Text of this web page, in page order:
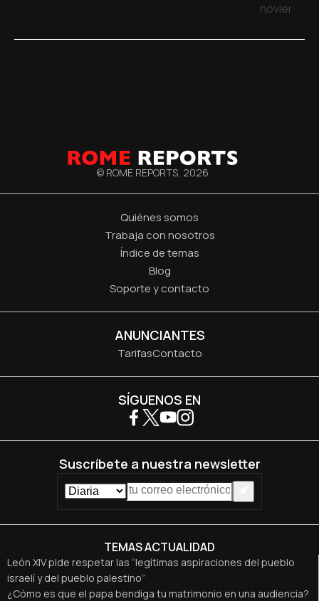
noviembre
© ROME REPORTS, 2026
Quiénes somos
Trabaja con nosotros
Índice de temas
Blog
Soporte y contacto
ANUNCIANTES
TarifasContacto
TEMAS ACTUALIDAD
León XIV pide respetar las “legítimas aspiraciones del pueblo
israelí y del pueblo palestino”
¿Cómo es que el papa bendiga tu matrimonio en una audiencia?
SÍGUENOS EN
Suscríbete a nuestra newsletter